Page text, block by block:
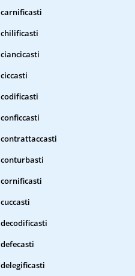
carnificasti
chilificasti
ciancicasti
ciccasti
codificasti
conficcasti
contrattaccasti
conturbasti
cornificasti
cuccasti
decodificasti
defecasti
delegificasti